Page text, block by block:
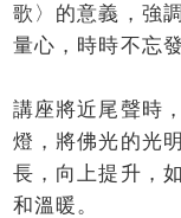
歌〉的意義，強
量心，時時不忘
講座將近尾聲時
燈，將佛光的光
長，向上提升，
和溫暖。